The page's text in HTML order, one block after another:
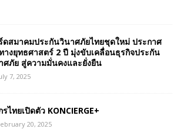
ดสมาคมประกันวินาศภัยไทยชุดใหม่ ประกาศ
างยุทธศาสตร์ 2 ปี มุ่งขับเคลื่อนธุรกิจประกัน
ศภัย สู่ความมั่นคงและยั่งยืน
7, 2025
ไทยเปิดตัว KONCIERGE+
20, 2025